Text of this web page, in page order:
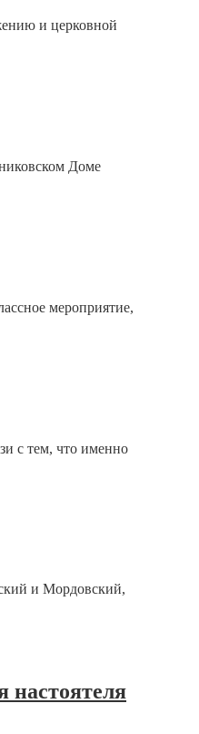
и церковной
Доме
мероприятие,
с тем, что именно
и Мордовский,
настоятеля